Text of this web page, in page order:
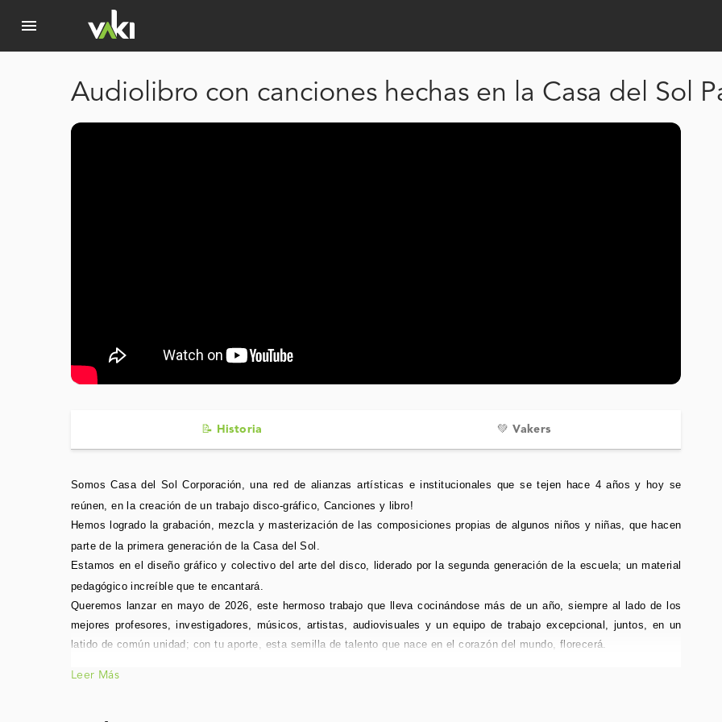
menu
Audiolibro con canciones hechas en la Casa del Sol
📝 Historia 💚 Vakers
Somos Casa del Sol Corporación, una red de alianzas artísticas e institucionales que se tejen hace 4 años y hoy se
reúnen, en la creación de un trabajo disco-gráfico, Canciones y libro!
Hemos logrado la grabación, mezcla y masterización de las composiciones propias de algunos niños y niñas, que hacen
parte de la primera generación de la Casa del Sol.
Estamos en el diseño gráfico y colectivo del arte del disco, liderado por la segunda generación de la escuela; un material
pedagógico increíble que te encantará.
Queremos lanzar en mayo de 2026, este hermoso trabajo que lleva cocinándose más de un año, siempre al lado de los
mejores profesores, investigadores, músicos, artistas, audiovisuales y un equipo de trabajo excepcional, juntos, en un
latido de común unidad; con tu aporte, esta semilla de talento que nace en el corazón del mundo, florecerá.
Leer Más